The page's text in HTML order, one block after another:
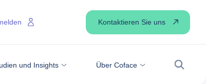
und Insights Über Coface
Suche
Kontaktieren Sie uns